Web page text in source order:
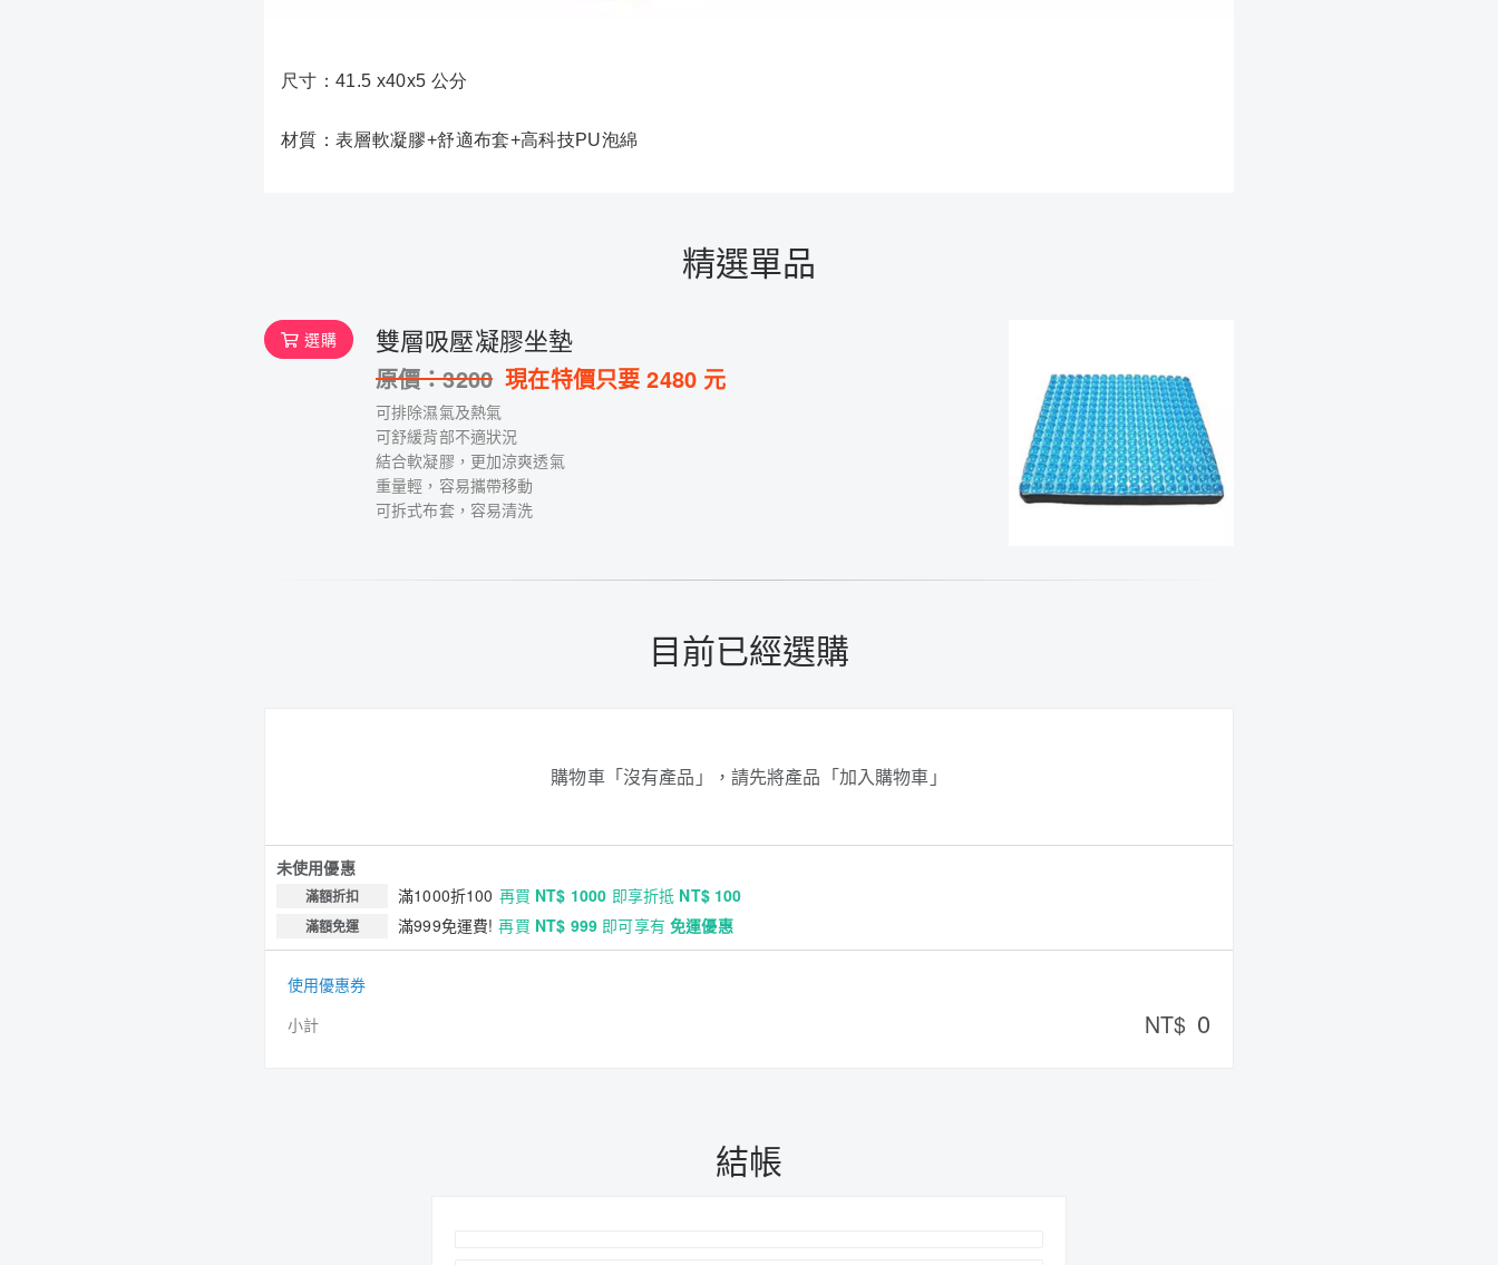
尺寸：41.5 x40x5 公分
材質：表層軟凝膠+舒適布套+高科技PU泡綿
精選單品
雙層吸壓凝膠坐墊
原價：3200 現在特價只要2480 元
可排除濕氣及熱氣
可舒緩背部不適狀況
結合軟凝膠，更加涼爽透氣
重量輕，容易攜帶移動
可拆式布套，容易清洗
選購
目前已經選購
購物車「沒有產品」，請先將產品「加入購物車」
未使用優惠
滿額折扣 滿1000折100 再買 NT$ 1000 即享折抵 NT$ 100
滿額免運 滿999免運費! 再買 NT$ 999 即可享有免運優惠
使用優惠券
小計
NT$ 0
結帳